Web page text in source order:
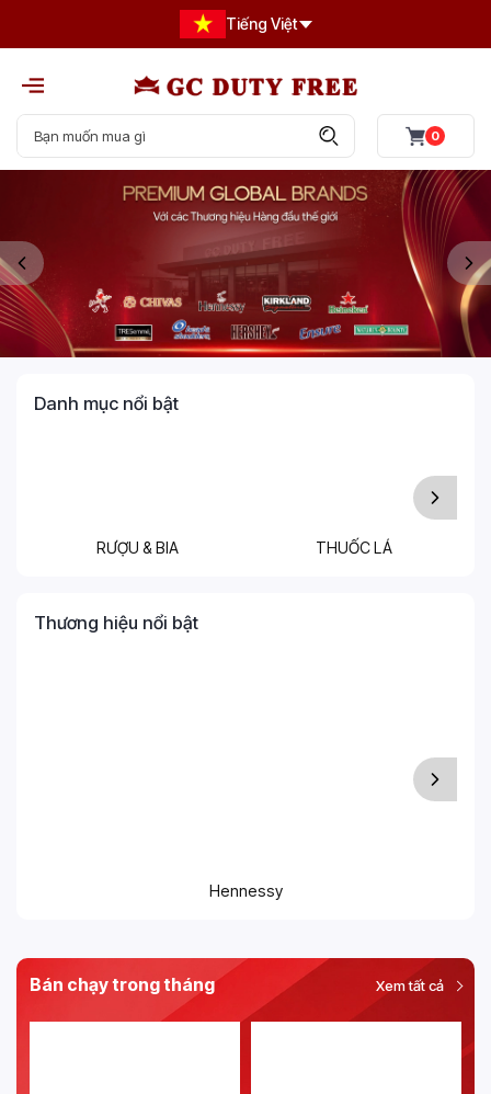
Tiếng Việt
0
Danh mục nổi bật
RƯỢU & BIA THUỐC LÁ
Thương hiệu nổi bật
Hennessy
Bán chạy trong tháng Xem tất cả